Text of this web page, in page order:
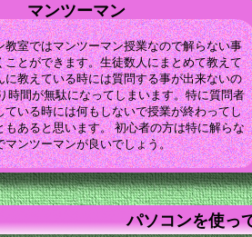
マンツーマン
教室ではマンツーマン授業なので解らない事
ことができます。生徒数人にまとめて教えて
に教えている時には質問する事が出来ないの
時間が無駄になってしまいます。特に質問者
ている時には何もしないで授業が終わってし
もあると思います。 初心者の方は特に解らな
マンツーマンが良いでしょう。
パソコンを使っ